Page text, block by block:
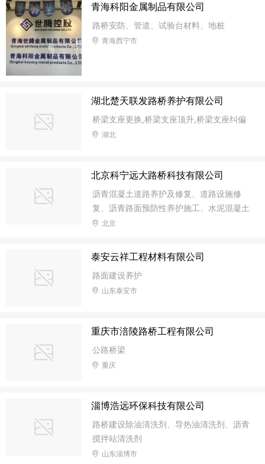
青海科阳金属制品有限公司
路桥安防、管道、试验台材料、地桩
青海西宁市
湖北楚天联发路桥养护有限公司
桥梁支座更换,桥梁支座顶升,桥梁支座纠偏
湖北
北京科宁远大路桥科技有限公司
沥青混凝土道路养护及修复、道路设施修
复、沥青路面预防性养护施工、水泥混凝土
养护修复
北京
泰安云祥工程材料有限公司
路面建设养护
山东泰安市
重庆市涪陵路桥工程有限公司
公路桥梁
重庆
淄博浩远环保科技有限公司
路桥建设除油清洗剂、导热油清洗剂、沥青
搅拌站清洗剂
山东淄博市